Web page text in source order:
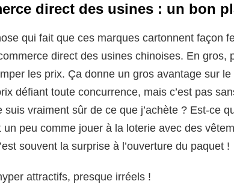
direct des usines : un bon
qui fait que ces marques cartonnent façon
direct des usines chinoises. En gros,
les prix. Ça donne un gros avantage sur
défiant toute concurrence, mais c’est pas
suis vraiment sûr de ce que j’achète ? Est-ce
un peu comme jouer à la loterie avec des
souvent la surprise à l’ouverture du paquet !
attractifs, presque irréels !